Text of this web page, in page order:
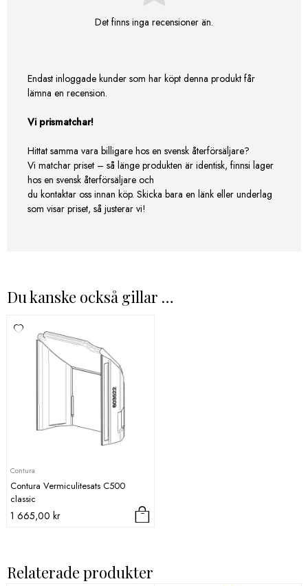
Det finns inga recensioner än.
Endast inloggade kunder som har köpt denna produkt får
lämna en recension.
Vi prismatchar!
Hittat samma vara billigare hos en svensk återförsäljare?
Vi matchar priset – så länge produkten är identisk, finnsi lager
hos en svensk återförsäljare och
du kontaktar oss innan köp. Skicka bara en länk eller underlag
som visar priset, så justerar vi!
Du kanske också gillar …
Contura
Contura Vermiculitesats C500
classic
1 665,00 kr
Relaterade produkter